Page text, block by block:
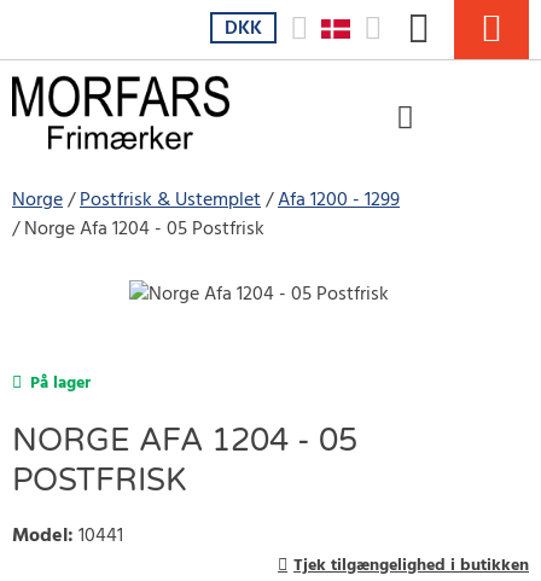
DKK
Norge Postfrisk & Ustemplet Afa 1200 - 1299
Norge Afa 1204 - 05 Postfrisk
På lager
NORGE AFA 1204 - 05
POSTFRISK
Model:10441
Tjek tilgængelighed i butikken